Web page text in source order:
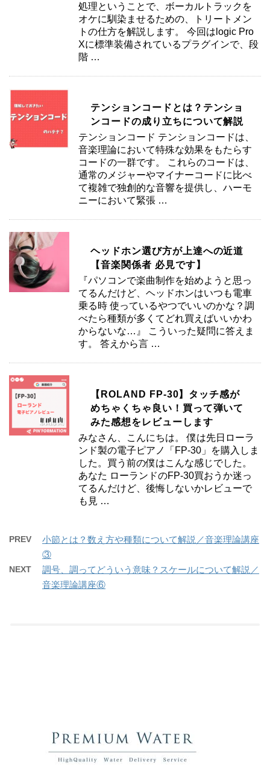
処理ということで、ボーカルトラックを
オケに馴染ませるための、トリートメン
トの仕方を解説します。 今回はlogic Pro
Xに標準装備されているプラグインで、段
階 …
テンションコードとは？テンショ
ンコードの成り立ちについて解説
テンションコード テンションコードは、
音楽理論において特殊な効果をもたらす
コードの一群です。 これらのコードは、
通常のメジャーやマイナーコードに比べ
て複雑で独創的な音響を提供し、ハーモ
ニーにおいて緊張 …
ヘッドホン選び方が上達への近道
【音楽関係者 必見です】
『パソコンで楽曲制作を始めようと思っ
てるんだけど、ヘッドホンはいつも電車
乗る時 使っているやつでいいのかな？調
べたら種類が多くてどれ買えばいいかわ
からないな…』 こういった疑問に答えま
す。 答えから言 …
【ROLAND FP-30】タッチ感が
めちゃくちゃ良い！買って弾いて
みた感想をレビューします
みなさん、こんにちは。 僕は先日ローラ
ンド製の電子ピアノ「FP-30」を購入しま
した。買う前の僕はこんな感じでした。
あなた ローランドのFP-30買おうか迷っ
てるんだけど、後悔しないかレビューで
も見 …
PREV
小節とは？数え方や種類について解説／音楽理論講座
③
NEXT
調号、調ってどういう意味？スケールについて解説／
音楽理論講座⑥